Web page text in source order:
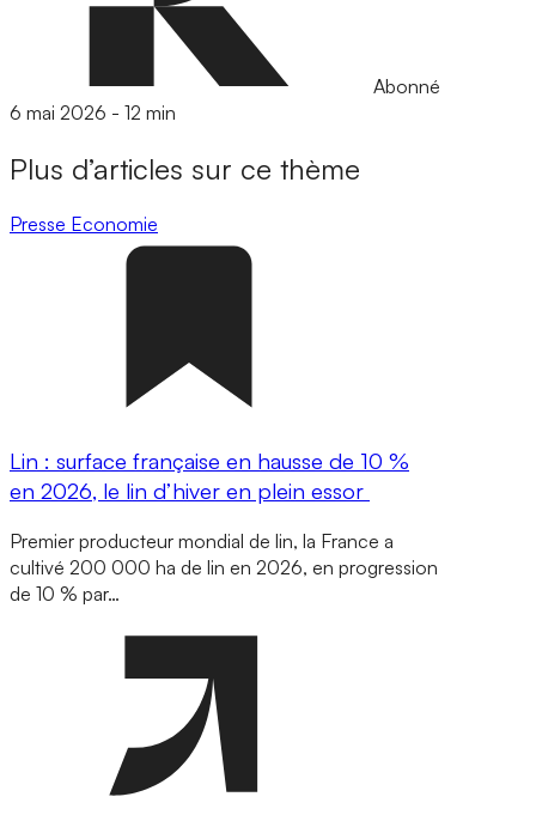
Abonné
6 mai 2026 - 12 min
Plus d’articles sur ce thème
Presse Economie
Lin : surface française en hausse de 10 %
en 2026, le lin d’hiver en plein essor
Premier producteur mondial de lin, la France a
cultivé 200 000 ha de lin en 2026, en progression
de 10 % par…